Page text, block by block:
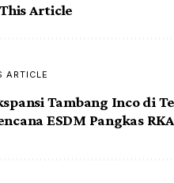
Article
ARTICLE
Tambang Inco di
ESDM Pangkas